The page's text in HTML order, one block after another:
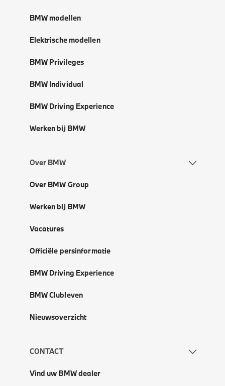
BMW modellen
Elektrische modellen
BMW Privileges
BMW Individual
BMW Driving Experience
Werken bij BMW
Over BMW
Over BMW Group
Werken bij BMW
Vacatures
Officiële persinformatie
BMW Driving Experience
BMW Clubleven
Nieuwsoverzicht
CONTACT
Vind uw BMW dealer